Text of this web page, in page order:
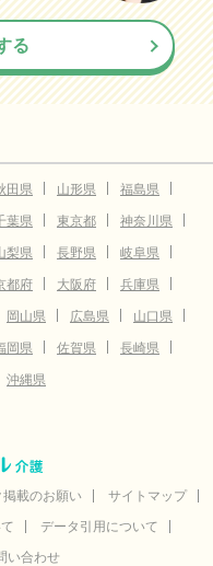
る
田県 山形県
福島県
葉県 東京都
神奈川県
梨県 長野県
岐阜県
都府 大阪府
兵庫県
岡山県 広島県
山口県
岡県 佐賀県
長崎県
沖縄県
掲載のお願い
サイトマップ
データ引用について
い合わせ